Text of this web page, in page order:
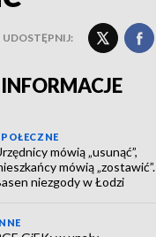
UDOSTĘPNIJ:
mówią „usunąć”,
mówią „zostawić”.
niezgody w Łodzi